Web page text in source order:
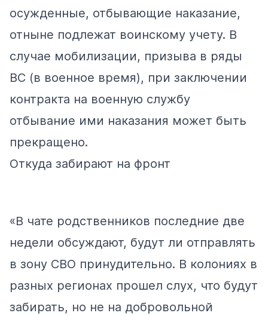
осужденные, отбывающие наказание,
отныне подлежат воинскому учету. В
случае мобилизации, призыва в ряды
ВС (в военное время), при заключении
контракта на военную службу
отбывание ими наказания может быть
прекращено.
Откуда забирают на фронт
«В чате родственников последние две
недели обсуждают, будут ли отправлять
в зону СВО принудительно. В колониях в
разных регионах прошел слух, что будут
забирать, но не на добровольной